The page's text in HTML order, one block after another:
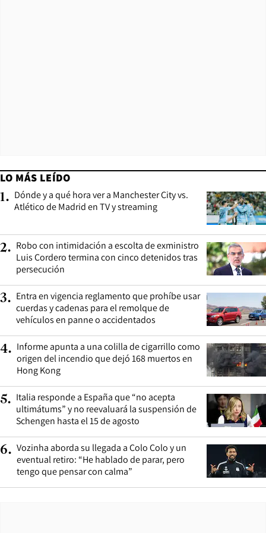
LO MÁS LEÍDO
1. Dónde y a qué hora ver a Manchester City vs.
Atlético de Madrid en TV y streaming
2. Robo con intimidación a escolta de exministro
Luis Cordero termina con cinco detenidos tras
persecución
3. Entra en vigencia reglamento que prohíbe usar
cuerdas y cadenas para el remolque de
vehículos en panne o accidentados
4. Informe apunta a una colilla de cigarrillo como
origen del incendio que dejó 168 muertos en
Hong Kong
5. Italia responde a España que “no acepta
ultimátums” y no reevaluará la suspensión de
Schengen hasta el 15 de agosto
6. Vozinha aborda su llegada a Colo Colo y un
eventual retiro: “He hablado de parar, pero
tengo que pensar con calma”